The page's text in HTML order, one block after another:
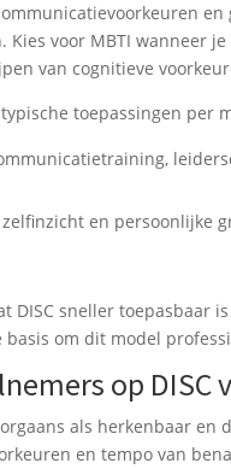
Kies voor MBTI wanneer
van cognitieve
toepassingen per
en persoonlijke
DISC sneller toepasbaar
om dit model
op DISC
als herkenbaar
en tempo van